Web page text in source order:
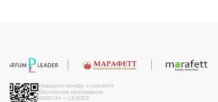
Наведите камеру и скачайте
бесплатное приложение
PARFUM — LEADER